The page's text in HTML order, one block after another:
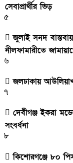
সেবাপ্রার্থীর ভিড়
৫
জুলাই সনদ
নীলফামারীতে
৬
জলঢাকায়
৭
দেবীগঞ্জ ইকরা
সংবর্ধনা
৮
কিশোরগঞ্জে ৮০ পিস